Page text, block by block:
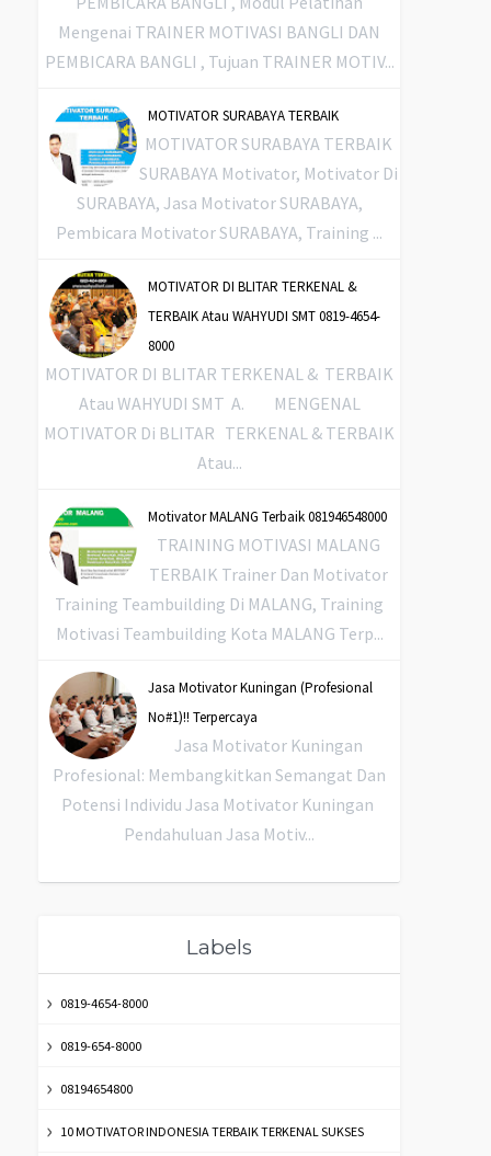
Mengenai TRAINER MOTIVASI BANGLI DAN
PEMBICARA BANGLI , Tujuan TRAINER MOTIV...
MOTIVATOR SURABAYA TERBAIK
MOTIVATOR SURABAYA TERBAIK
SURABAYA Motivator, Motivator Di
SURABAYA, Jasa Motivator SURABAYA,
Pembicara Motivator SURABAYA, Training ...
MOTIVATOR DI BLITAR TERKENAL &
TERBAIK Atau WAHYUDI SMT 0819-4654-
8000
MOTIVATOR DI BLITAR TERKENAL & TERBAIK
Atau WAHYUDI SMT A. MENGENAL
MOTIVATOR Di BLITAR TERKENAL & TERBAIK
Atau...
Motivator MALANG Terbaik 081946548000
TRAINING MOTIVASI MALANG
TERBAIK Trainer Dan Motivator
Training Teambuilding Di MALANG, Training
Motivasi Teambuilding Kota MALANG Terp...
Jasa Motivator Kuningan (Profesional
No#1)!! Terpercaya
Jasa Motivator Kuningan
Profesional: Membangkitkan Semangat Dan
Potensi Individu Jasa Motivator Kuningan
Pendahuluan Jasa Motiv...
Labels
0819-4654-8000
0819-654-8000
08194654800
10 MOTIVATOR INDONESIA TERBAIK TERKENAL SUKSES